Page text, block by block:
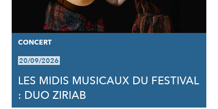
CONCERT
20/09/2026
LES MIDIS MUSICAUX DU FESTIVAL
: DUO ZIRIAB